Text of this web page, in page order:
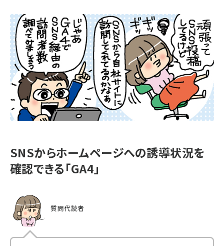
SNSからホームページへの誘導状況を
確認できる「GA4」
質問代読者